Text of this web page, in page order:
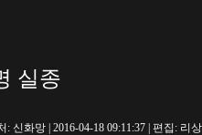
실종
: 신화망 | 2016-04-18 09:11:37 | 편집: 리